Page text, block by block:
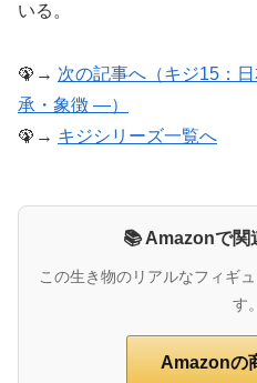
いる。
🦚→ 次の記事へ（キジ15：
承・象徴 ―）
🦚→ キジシリーズ一覧へ
📚 Amazonで関
この生き物のリアルなフィギ
す。
Amazonの